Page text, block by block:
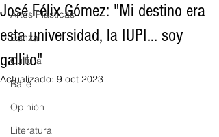
Artes Plásticas
Danza
Cultura
Baile
Opinión
Literatura
José Félix Gómez: "Mi destino era
esta universidad, la IUPI... soy
gallito"
Actualizado: 9 oct 2023